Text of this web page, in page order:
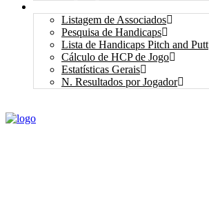
Listagem de Associados
Pesquisa de Handicaps
Lista de Handicaps Pitch and Putt
Cálculo de HCP de Jogo
Estatísticas Gerais
N. Resultados por Jogador